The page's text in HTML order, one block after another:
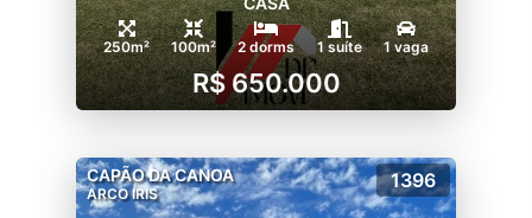
250m² 100m² 2 dorms 1 suíte 1 vaga
R$ 650.000
CAPÃO DA CANOA
ARCO IRIS
1396